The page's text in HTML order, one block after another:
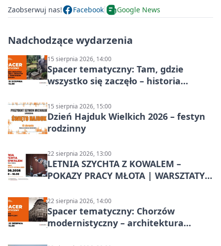
Zaobserwuj nas! Facebook Google News
Nadchodzące wydarzenia
15 sierpnia 2026, 14:00
Spacer tematyczny: Tam, gdzie
wszystko się zaczęło – historia
15 sierpnia 2026, 15:00
Dzień Hajduk Wielkich 2026 – festyn
rodzinny
22 sierpnia 2026, 13:00
LETNIA SZYCHTA Z KOWALEM –
POKAZY PRACY MŁOTA | WARSZTATY
22 sierpnia 2026, 14:00
Spacer tematyczny: Chorzów
modernistyczny – architektura